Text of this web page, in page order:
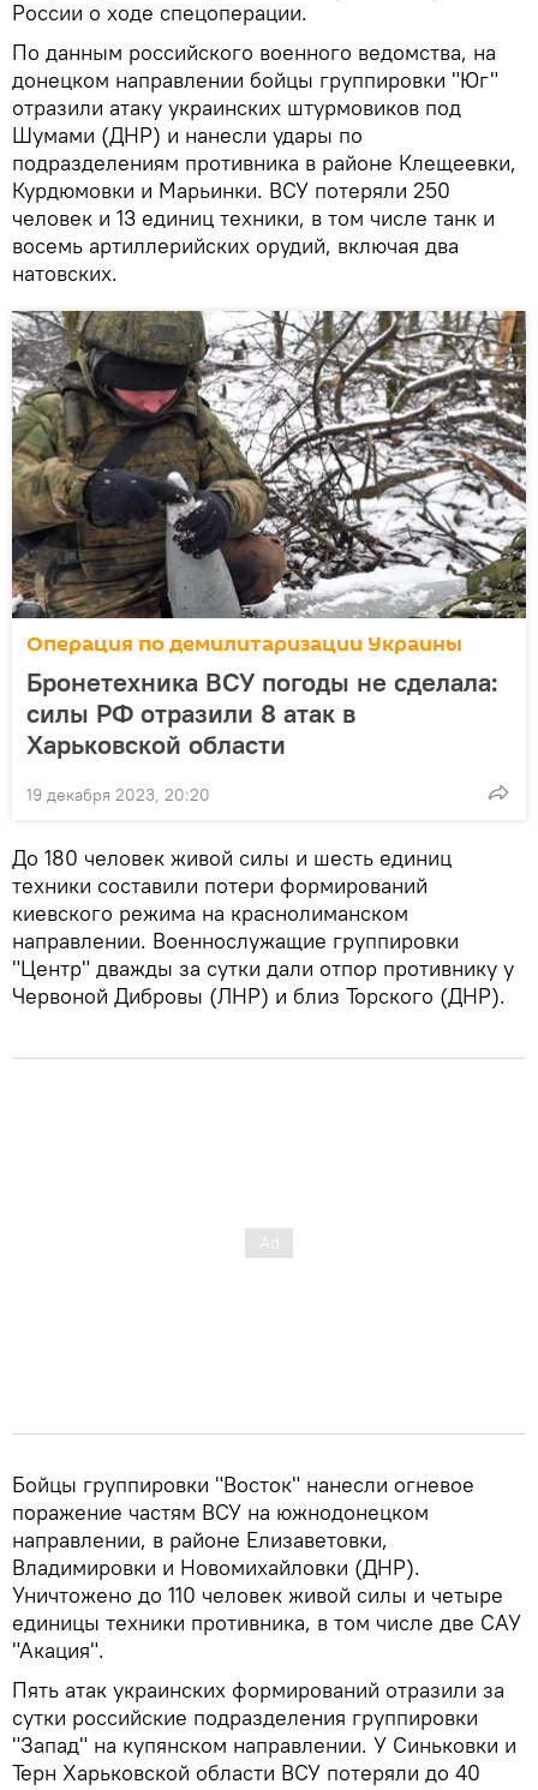
России о ходе спецоперации.
По данным российского военного ведомства, на
донецком направлении бойцы группировки "Юг"
отразили атаку украинских штурмовиков под
Шумами (ДНР) и нанесли удары по
подразделениям противника в районе Клещеевки,
Курдюмовки и Марьинки. ВСУ потеряли 250
человек и 13 единиц техники, в том числе танк и
восемь артиллерийских орудий, включая два
натовских.
Операция по демилитаризации Украины
Бронетехника ВСУ погоды не сделала:
силы РФ отразили 8 атак в
Харьковской области
19 декабря 2023, 20:20
До 180 человек живой силы и шесть единиц
техники составили потери формирований
киевского режима на краснолиманском
направлении. Военнослужащие группировки
"Центр" дважды за сутки дали отпор противнику у
Червоной Дибровы (ЛНР) и близ Торского (ДНР).
Бойцы группировки "Восток" нанесли огневое
поражение частям ВСУ на южнодонецком
направлении, в районе Елизаветовки,
Владимировки и Новомихайловки (ДНР).
Уничтожено до 110 человек живой силы и четыре
единицы техники противника, в том числе две САУ
"Акация".
Пять атак украинских формирований отразили за
сутки российские подразделения группировки
"Запад" на купянском направлении. У Синьковки и
Терн Харьковской области ВСУ потеряли до 40